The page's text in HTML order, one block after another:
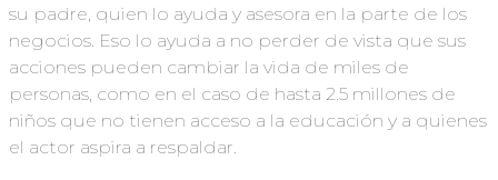
su padre, quien lo ayuda y asesora en la parte de los
negocios. Eso lo ayuda a no perder de vista que sus
acciones pueden cambiar la vida de miles de
personas, como en el caso de hasta 2.5 millones de
niños que no tienen acceso a la educación y a quienes
el actor aspira a respaldar.